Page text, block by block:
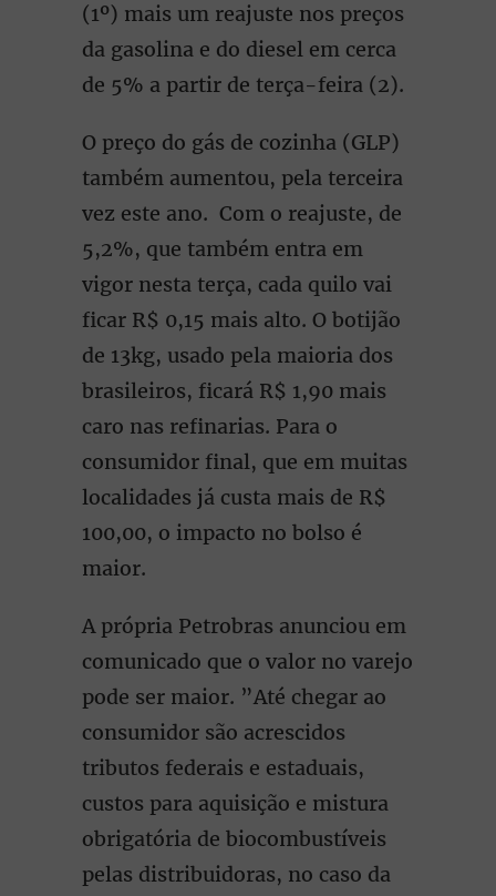
(1º) mais um reajuste nos preços
da gasolina e do diesel em cerca
de 5% a partir de terça-feira (2).
O preço do gás de cozinha (GLP)
também aumentou, pela terceira
vez este ano. Com o reajuste, de
5,2%, que também entra em
vigor nesta terça, cada quilo vai
ficar R$ 0,15 mais alto. O botijão
de 13kg, usado pela maioria dos
brasileiros, ficará R$ 1,90 mais
caro nas refinarias. Para o
consumidor final, que em muitas
localidades já custa mais de R$
100,00, o impacto no bolso é
maior.
A própria Petrobras anunciou em
comunicado que o valor no varejo
pode ser maior. ”Até chegar ao
consumidor são acrescidos
tributos federais e estaduais,
custos para aquisição e mistura
obrigatória de biocombustíveis
pelas distribuidoras, no caso da